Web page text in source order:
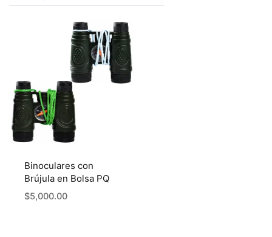
Binoculares con
Brújula en Bolsa PQ
$5,000.00